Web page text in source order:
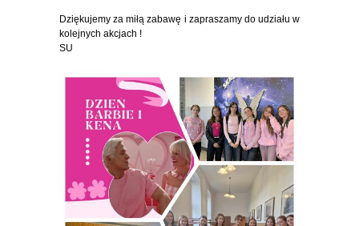
Dziękujemy za miłą zabawę i zapraszamy do udziału w
kolejnych akcjach !
SU